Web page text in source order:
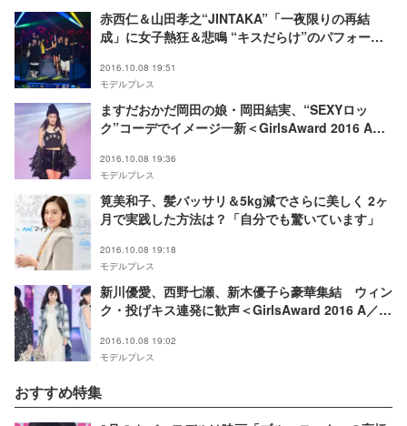
赤西仁＆山田孝之“JINTAKA”「一夜限りの再結
成」に女子熱狂＆悲鳴 “キスだらけ”のパフォーマ
2016.10.08 19:51
モデルプレス
ますだおかだ岡田の娘・岡田結実、“SEXYロッ
ク”コーデでイメージ一新＜GirlsAward 2016 A／
2016.10.08 19:36
モデルプレス
筧美和子、髪バッサリ＆5kg減でさらに美しく 2ヶ
月で実践した方法は？「自分でも驚いています」
2016.10.08 19:18
モデルプレス
新川優愛、西野七瀬、新木優子ら豪華集結 ウィン
ク・投げキス連発に歓声＜GirlsAward 2016 A／W
2016.10.08 19:02
モデルプレス
おすすめ特集